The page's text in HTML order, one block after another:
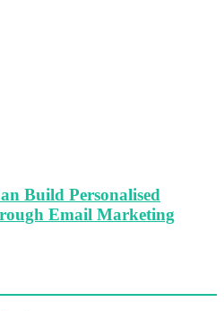
Build Personalised
Email Marketing